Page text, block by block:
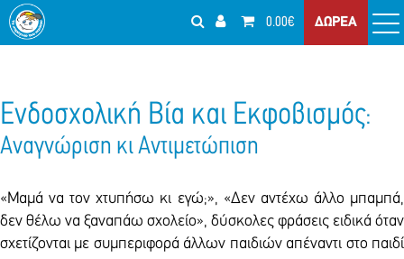
0.00€ ΔΩΡΕΑ
Ενδοσχολική Βία και Εκφοβισμός:
Αναγνώριση κι Αντιμετώπιση
«Μαμά να τον χτυπήσω κι εγώ;», «Δεν αντέχω άλλο μπαμπά,
δεν θέλω να ξαναπάω σχολείο», δύσκολες φράσεις ειδικά όταν
σχετίζονται με συμπεριφορά άλλων παιδιών απέναντι στο παιδί